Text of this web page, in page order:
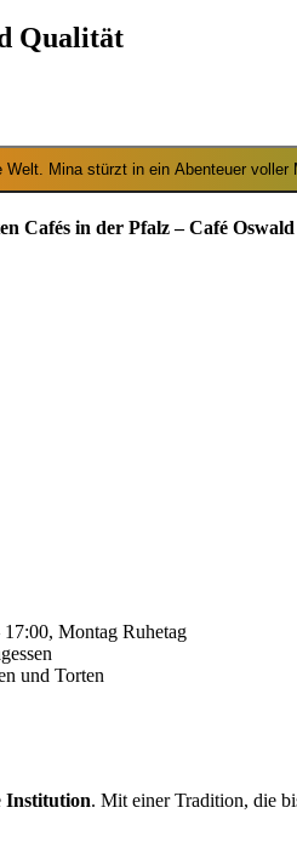
Qualität
Cafés in der Pfalz – Café
Montag Ruhetag
und Torten
Institution. Mit einer Tradition, die